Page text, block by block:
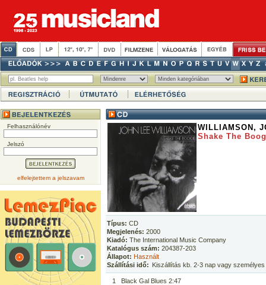
Felhasználónév
Jelszó
elfelejtettem a jelszavam
WILLIAMSON,
Shake The
Típus: CD
Megjelenés: 2000
Kiadó: The International Music Company
Katalógus szám: 204387-203
Állapot: Használt
Szállítási idő: Kiszállítás kb. 2-3 nap vagy
1
Black Gal Blues 2:47